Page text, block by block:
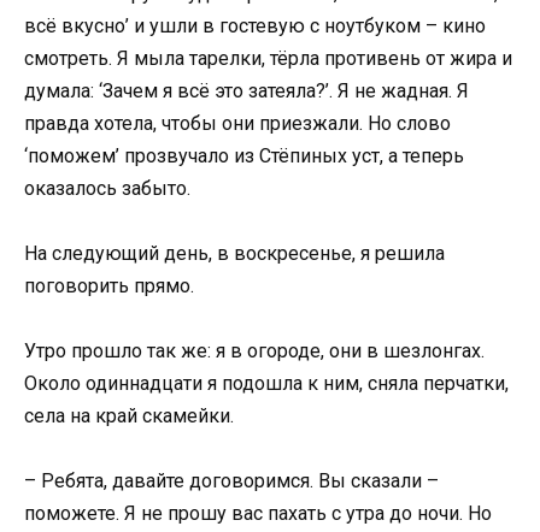
всё вкусно’ и ушли в гостевую с ноутбуком – кино
смотреть. Я мыла тарелки, тёрла противень от жира и
думала: ‘Зачем я всё это затеяла?’. Я не жадная. Я
правда хотела, чтобы они приезжали. Но слово
‘поможем’ прозвучало из Стёпиных уст, а теперь
оказалось забыто.
На следующий день, в воскресенье, я решила
поговорить прямо.
Утро прошло так же: я в огороде, они в шезлонгах.
Около одиннадцати я подошла к ним, сняла перчатки,
села на край скамейки.
– Ребята, давайте договоримся. Вы сказали –
поможете. Я не прошу вас пахать с утра до ночи. Но